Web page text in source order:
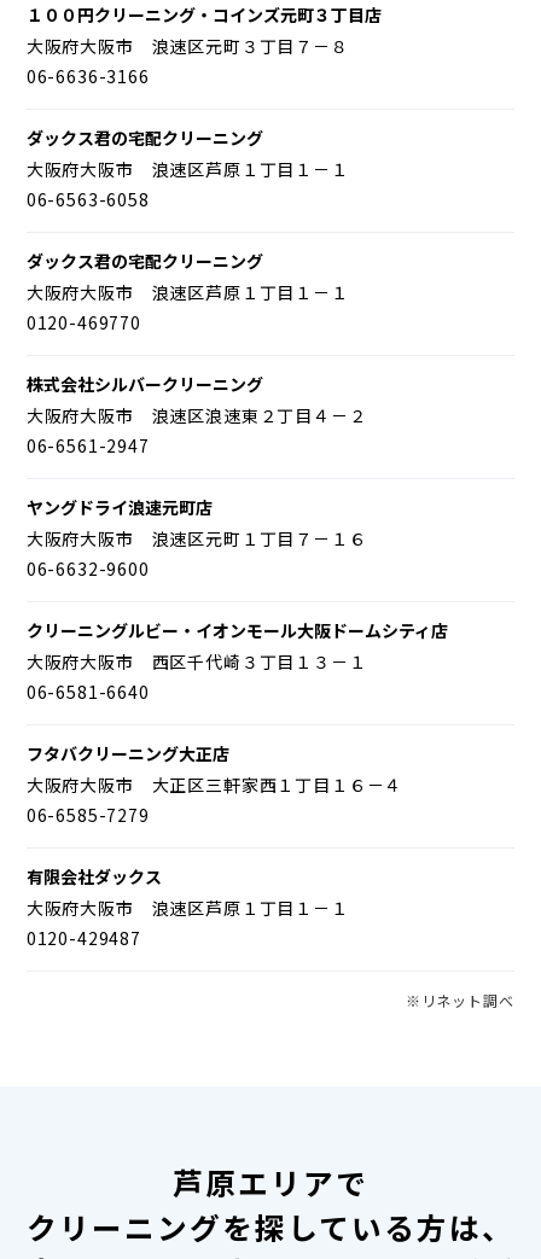
１００円クリーニング・コインズ元町３丁目店
大阪府大阪市 浪速区元町３丁目７－８
06-6636-3166
ダックス君の宅配クリーニング
大阪府大阪市 浪速区芦原１丁目１－１
06-6563-6058
ダックス君の宅配クリーニング
大阪府大阪市 浪速区芦原１丁目１－１
0120-469770
株式会社シルバークリーニング
大阪府大阪市 浪速区浪速東２丁目４－２
06-6561-2947
ヤングドライ浪速元町店
大阪府大阪市 浪速区元町１丁目７－１６
06-6632-9600
クリーニングルビー・イオンモール大阪ドームシティ店
大阪府大阪市 西区千代崎３丁目１３－１
06-6581-6640
フタバクリーニング大正店
大阪府大阪市 大正区三軒家西１丁目１６－４
06-6585-7279
有限会社ダックス
大阪府大阪市 浪速区芦原１丁目１－１
0120-429487
※リネット調べ
芦原エリアで
クリーニングを探している方は、